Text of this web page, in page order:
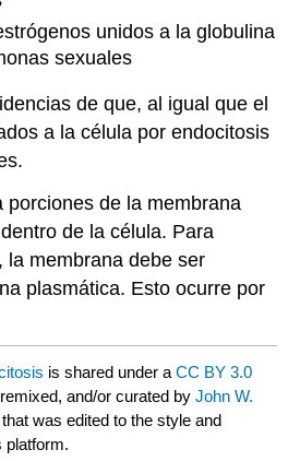
unidos a la globulina
sexuales
de que, al igual que el
a la célula por endocitosis
porciones de la membrana
de la célula. Para
la membrana debe ser
plasmática. Esto ocurre por
is shared under aCC BY 3.0
and/or curated byJohn W.
that was edited to the style and
platform.